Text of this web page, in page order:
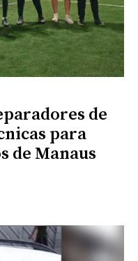
de
para
de Manaus